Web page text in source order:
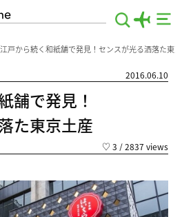
江戸から続く和紙舗で発見！センスが光る洒落た東
2016.06.10
舗で発見！
た東京土産
♡ 3 / 2837 views